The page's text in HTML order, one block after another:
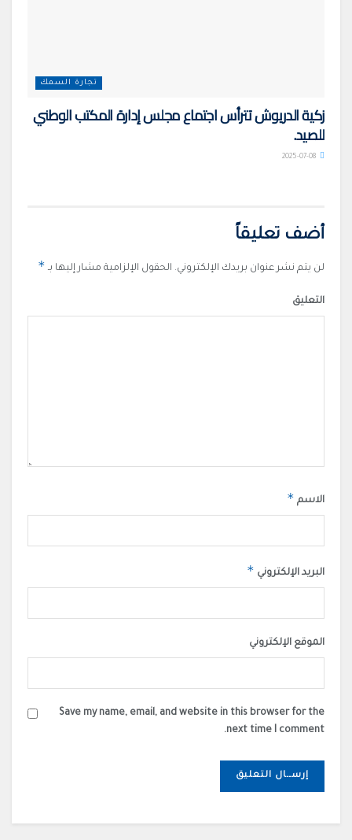
تجارة السمك
زكية الدريوش تترأس اجتماع مجلس إدارة المكتب الوطني
للصيد.
أضف تعليقاً
لن يتم نشر عنوان بريدك الإلكتروني. الحقول الإلزامية مشار إليها بـ *
التعليق
الاسم *
البريد الإلكتروني *
الموقع الإلكتروني
Save my name, email, and website in this browser for the
next time I comment.